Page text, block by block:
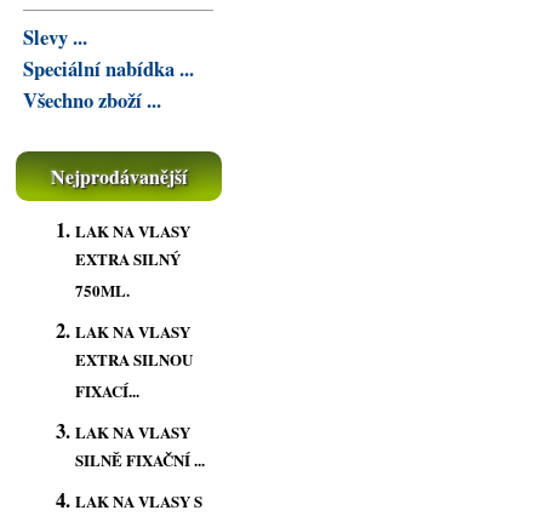
Slevy ...
Speciální nabídka ...
Všechno zboží ...
Nejprodávanější
LAK NA VLASY
EXTRA SILNÝ
750ML.
LAK NA VLASY
EXTRA SILNOU
FIXACÍ...
LAK NA VLASY
SILNĚ FIXAČNÍ ...
LAK NA VLASY S